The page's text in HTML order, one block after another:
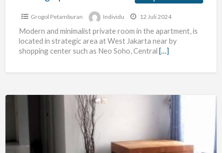
Garden
Grogol Petamburan Individu 12 Juli 2024
Modern and minimalist private room in the apartment, is
located in strategic area at West Jakarta near by
shopping center such as Neo Soho, Central […]
KARYAWAN